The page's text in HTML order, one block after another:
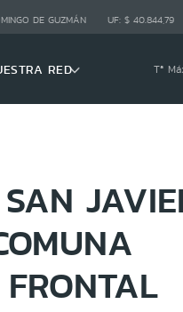
DE GUZMÁN UF: $ 40.844,79
RED Tª